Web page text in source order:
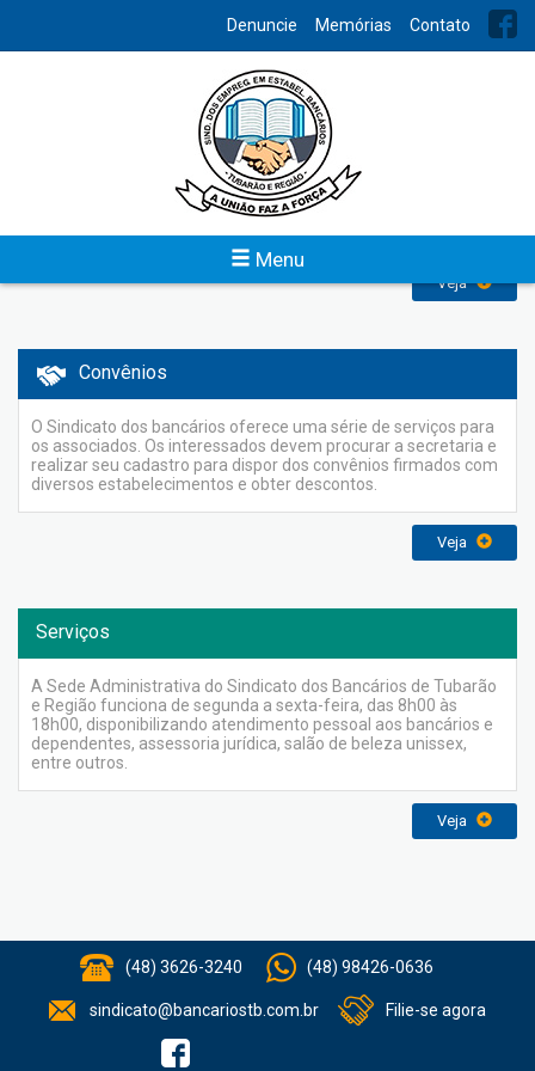
Denuncie Memórias Contato
Menu
Denuncie Assédio Moral
O programa de combate ao assédio moral é uma conquista
dos trabalhadores após grande mobilização na Campanha
Nacional Unificada 2010. Trata-se de um acordo aditivo à
Convenção Coletiva de Trabalho que tem adesão voluntária
Veja
Convênios
O Sindicato dos bancários oferece uma série de serviços para
os associados. Os interessados devem procurar a secretaria e
realizar seu cadastro para dispor dos convênios firmados com
diversos estabelecimentos e obter descontos.
Veja
Serviços
A Sede Administrativa do Sindicato dos Bancários de Tubarão
e Região funciona de segunda a sexta-feira, das 8h00 às
18h00, disponibilizando atendimento pessoal aos bancários e
dependentes, assessoria jurídica, salão de beleza unissex,
entre outros.
Veja
(48) 3626-3240 (48) 98426-0636
sindicato@bancariostb.com.br Filie-se agora